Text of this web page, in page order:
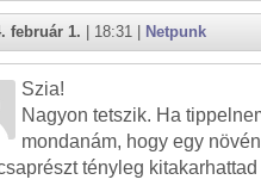
február 1. | 18:31 | Netpunk
Szia!
Nagyon tetszik. Ha
mondanám, hogy egy
tényleg